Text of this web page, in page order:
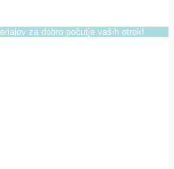
za dobro počutje vaših otrok!